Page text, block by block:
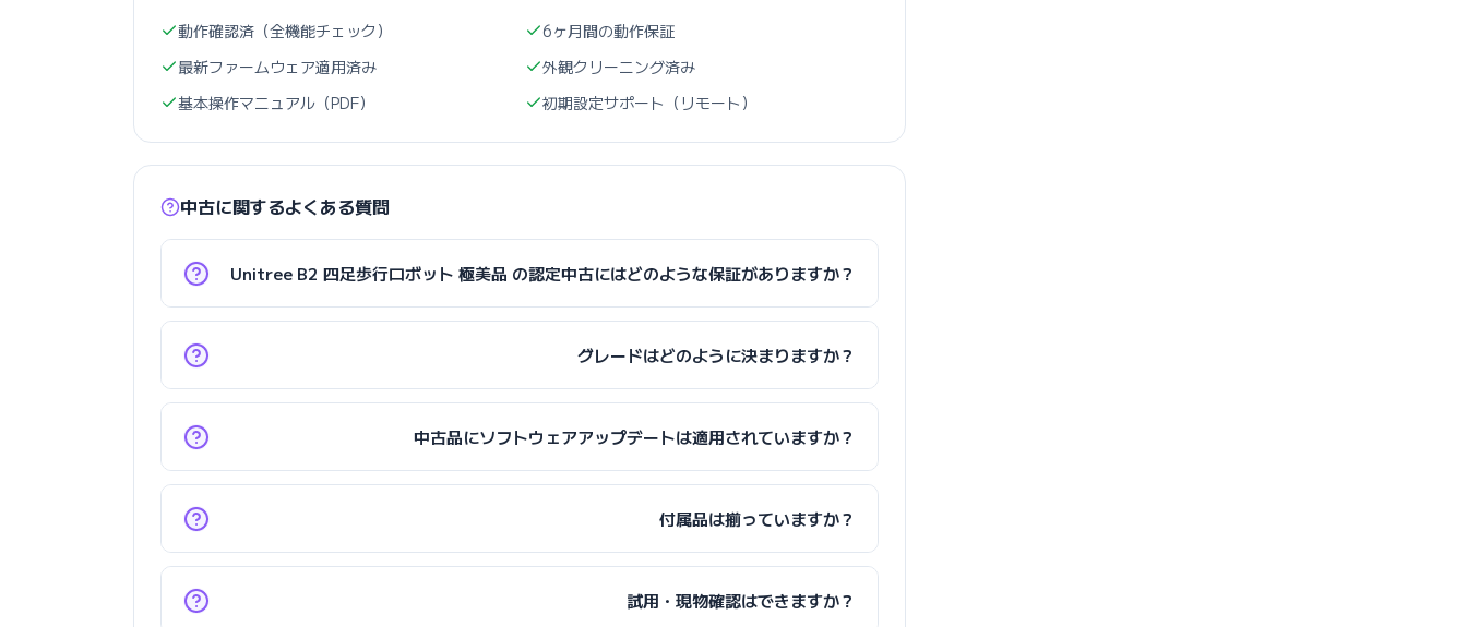
動作確認済（全機能チェック）
6ヶ月間の動作保証
最新ファームウェア適用済み
外観クリーニング済み
基本操作マニュアル（PDF）
初期設定サポート（リモート）
中古に関するよくある質問
Unitree B2 四足歩行ロボット 極美品 の認定中古にはどのような保証がありますか？
グレードはどのように決まりますか？
中古品にソフトウェアアップデートは適用されていますか？
付属品は揃っていますか？
試用・現物確認はできますか？